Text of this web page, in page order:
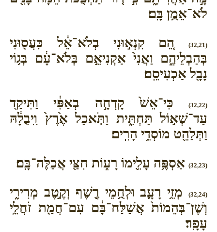
לֹא־אֵמֻ֥ן בָּֽם׃
(32,21)
הֵ֚ם קִנְא֣וּנִי בְלֹא־אֵ֔ל כִּעֲס֖וּנִי
בְּהַבְלֵיהֶ֑ם וַאֲנִי֙ אַקְנִיאֵ֣ם בְּלֹא־עָ֔ם בְּג֥וֹי
נָבָ֖ל אַכְעִיסֵֽם׃
(32,22)
כִּי־אֵשׁ֙ קָדְחָ֣ה בְאַפִּ֔י וַתִּיקַ֖ד
עַד־שְׁא֣וֹל תַּחְתִּ֑ית וַתֹּ֤אכַל אֶ֙רֶץ֙ וִֽיבֻלָ֔הּ
וַתְּלַהֵ֖ט מוֹסְדֵ֥י הָרִֽים׃
(32,23) אַסְפֶּ֥ה עָלֵ֖ימוֹ רָע֑וֹת חִצַּ֖י אֲכַלֶּה־בָּֽם׃
(32,24)
מְזֵ֥י רָעָ֛ב וּלְחֻ֥מֵי רֶ֖שֶׁף וְקֶ֣טֶב מְרִירִ֑י
וְשֶׁן־בְּהֵמוֹת֙ אֲשַׁלַּח־בָּ֔ם עִם־חֲמַ֖ת זֹחֲלֵ֥י
עָפָֽר׃